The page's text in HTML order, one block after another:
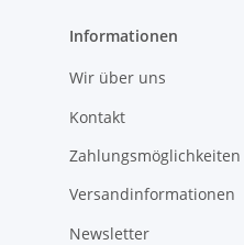
Informationen
Wir über uns
Kontakt
Zahlungsmöglichkeiten
Versandinformationen
Newsletter